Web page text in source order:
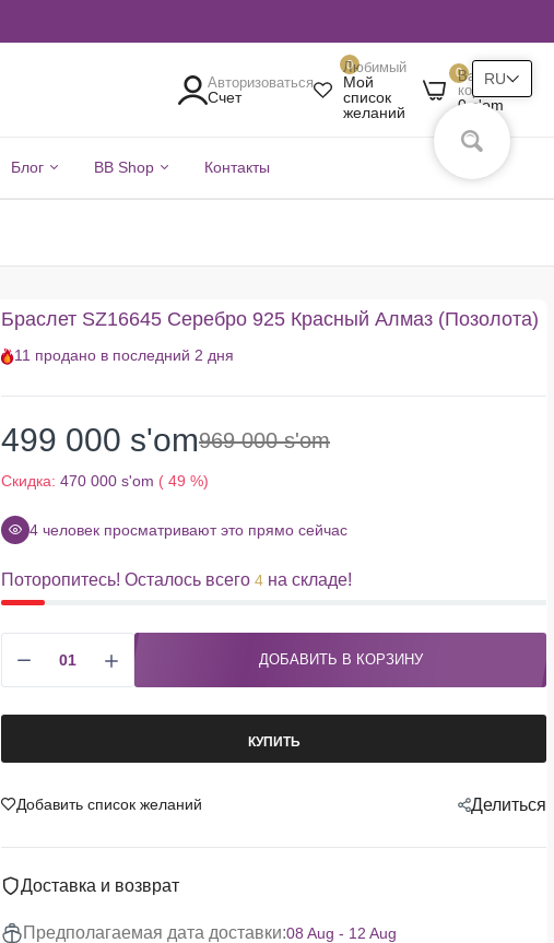
Авторизоваться
Счет
0
Любимый
Мой
список
желаний
0Ваша
корзина
0 s'om
Блог BB Shop Контакты
Браслет SZ16645 Серебро 925 Красный Алмаз (Позолота)
11 продано в последний 2 дня
499 000 s'om969 000 s'om
Скидка: 470 000 s'om ( 49 %)
4 человек просматривают это прямо сейчас
Поторопитесь! Осталось всего 4 на складе!
ДОБАВИТЬ В КОРЗИНУ
КУПИТЬ
Добавить список желаний Делиться
Доставка и возврат
Предполагаемая дата доставки:08 Aug - 12 Aug
RU